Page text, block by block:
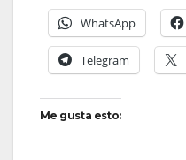
WhatsApp
Telegram
Me gusta esto: